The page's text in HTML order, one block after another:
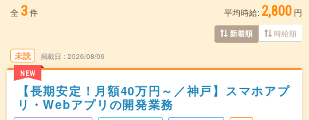
全 3件 平均時給: 2,800 円
新着順 時給順
未読
NEW
掲載日 2026/08/06
【長期安定！月額40万円～／神戸】スマホアプ
リ・Webアプリの開発業務